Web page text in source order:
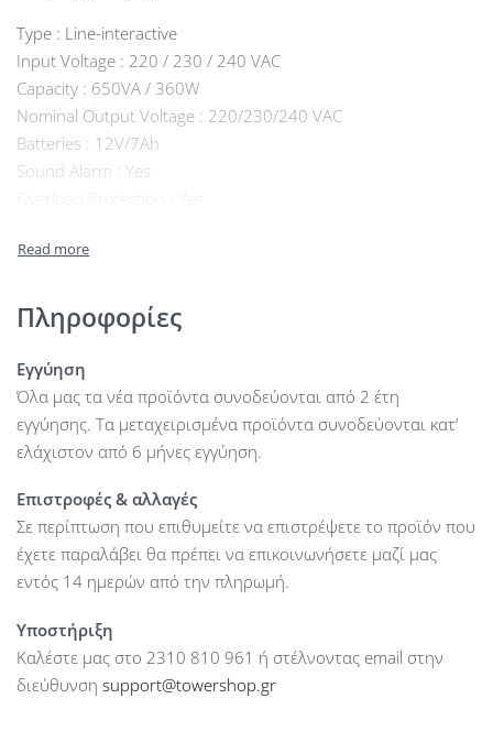
Type : Line-interactive
Input Voltage : 220 / 230 / 240 VAC
Capacity : 650VA / 360W
Nominal Output Voltage : 220/230/240 VAC
Batteries : 12V/7Ah
Sound Alarm : Yes
Output Connections : 2x Schuko Outlet
Waveform : Simulated Sine Wave
Number of batteries : 1
External Battery Connection : No optional battery pack
Communication : USB
Recharge Time : 6h to 90%
Noise Level : < 40dB Backup Time : Full Load Backup Time -
Range(Output) : ±1Hz (battery mode) Alarm : Yes Dimension :
279 x 100x 143 mm
Πληροφορίες
Εγγύηση
Όλα μας τα νέα προϊόντα συνοδεύονται από 2 έτη
εγγύησης. Τα μεταχειρισμένα προϊόντα συνοδεύονται κατ’
ελάχιστον από 6 μήνες εγγύηση.
Επιστροφές & αλλαγές
Σε περίπτωση που επιθυμείτε να επιστρέψετε το προϊόν που
έχετε παραλάβει θα πρέπει να επικοινωνήσετε μαζί μας
εντός 14 ημερών από την πληρωμή.
Υποστήριξη
Καλέστε μας στο 2310 810 961 ή στέλνοντας email στην
διεύθυνση support@towershop.gr